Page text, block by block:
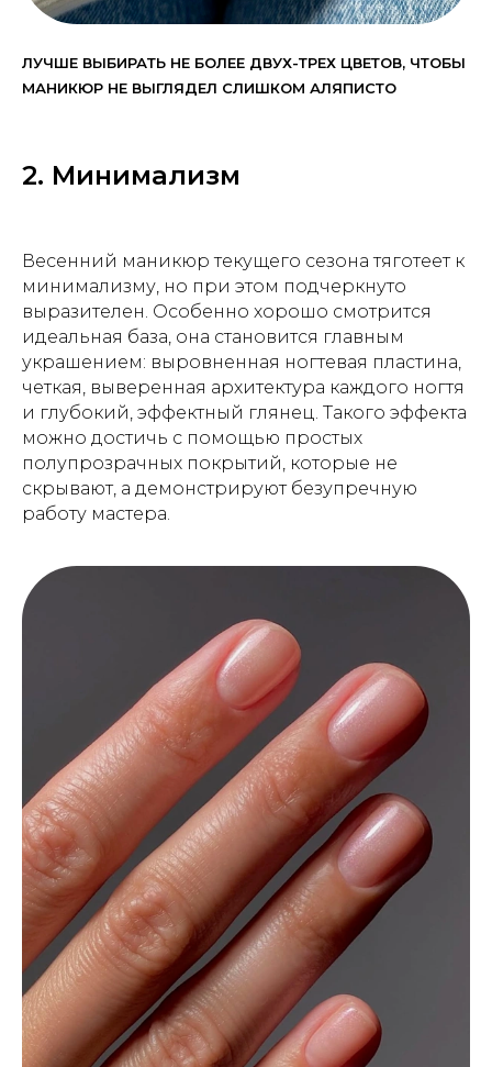
ЛУЧШЕ ВЫБИРАТЬ НЕ БОЛЕЕ ДВУХ-ТРЕХ ЦВЕТОВ, ЧТОБЫ
МАНИКЮР НЕ ВЫГЛЯДЕЛ СЛИШКОМ АЛЯПИСТО
2. Минимализм
Весенний маникюр текущего сезона тяготеет к
минимализму, но при этом подчеркнуто
выразителен. Особенно хорошо смотрится
идеальная база, она становится главным
украшением: выровненная ногтевая пластина,
четкая, выверенная архитектура каждого ногтя
и глубокий, эффектный глянец. Такого эффекта
можно достичь с помощью простых
полупрозрачных покрытий, которые не
скрывают, а демонстрируют безупречную
работу мастера.